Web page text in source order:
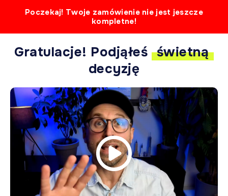
Poczekaj! Twoje zamówienie nie jest jeszcze
kompletne!
Gratulacje! Podjąłeś świetną
decyzję